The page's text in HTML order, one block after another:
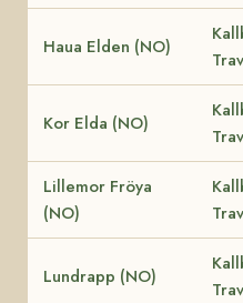
Haua Elden (NO)
Kor Elda (NO)
Lillemor Fröya
(NO)
Lundrapp (NO)